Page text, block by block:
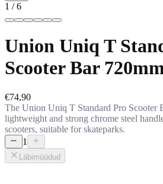
1 / 6
Union Uniq T
Scooter Bar
€74,90
The Union Uniq T Standard Pro Scooter
lightweight and strong chrome steel
scooters, suitable for skateparks.
1
Läbimüüdud